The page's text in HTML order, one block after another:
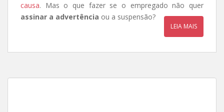
causa. Mas o que fazer se o empregado não quer
assinar a advertência ou a suspensão?
LEIA MAIS